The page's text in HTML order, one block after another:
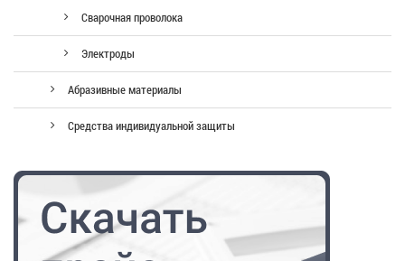
Сварочная проволока
Электроды
Абразивные материалы
Средства индивидуальной защиты